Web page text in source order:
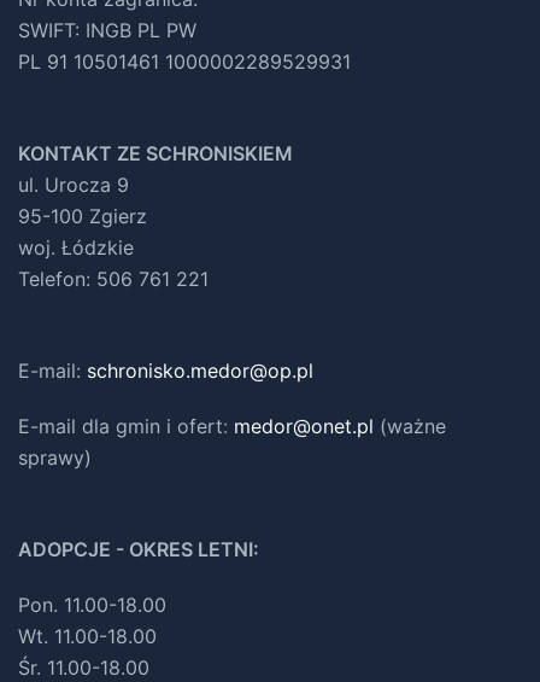
SWIFT: INGB PL PW
PL 91 10501461 1000002289529931
KONTAKT ZE SCHRONISKIEM
ul. Urocza 9
95-100 Zgierz
woj. Łódzkie
Telefon: 506 761 221
E-mail: schronisko.medor@op.pl
E-mail dla gmin i ofert: medor@onet.pl (ważne
sprawy)
ADOPCJE - OKRES LETNI:
Pon. 11.00-18.00
Wt. 11.00-18.00
Śr. 11.00-18.00